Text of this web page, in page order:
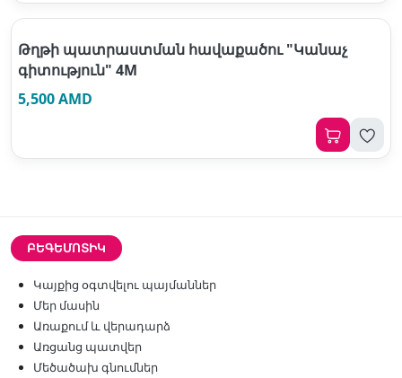
Թղթի պատրաստման հավաքածու "Կանաչ
գիտություն" 4M
5,500 AMD
ԲԵԳԵՄՈՏԻԿ
Կայքից օգտվելու պայմաններ
Մեր մասին
Առաքում և վերադարձ
Առցանց պատվեր
Մեծածախ գնումներ